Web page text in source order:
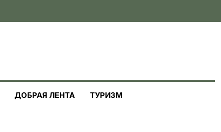
ДОБРАЯ ЛЕНТА ТУРИЗМ